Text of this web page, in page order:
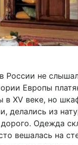
России не
Европы
в XV веке, но
делались из
Одежда
вешалась на